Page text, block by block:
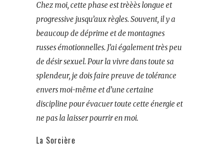
Chez moi, cette phase est trèèès longue et
progressive jusqu’aux règles. Souvent, il y a
beaucoup de déprime et de montagnes
russes émotionnelles. J’ai également très peu
de désir sexuel. Pour la vivre dans toute sa
splendeur, je dois faire preuve de tolérance
envers moi-même et d’une certaine
discipline pour évacuer toute cette énergie et
ne pas la laisser pourrir en moi.
La Sorcière